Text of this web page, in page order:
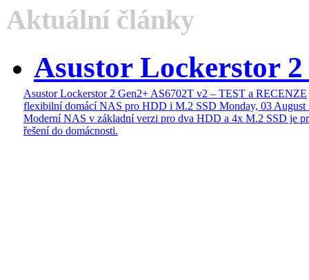
Aktuální články
Asustor Lockerstor
Asustor Lockerstor 2 Gen2+ AS6702T v2 – TEST a RECENZE
flexibilní domácí NAS pro HDD i M.2 SSD Monday, 03 August
Moderní NAS v základní verzi pro dva HDD a 4x M.2 SSD je
řešení do domácnosti.